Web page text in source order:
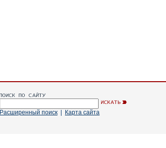
Расширенный поиск Карта сайта